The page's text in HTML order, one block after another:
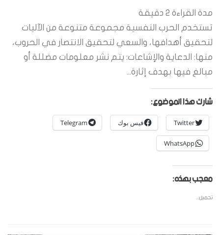
مدة القراءة 2 دقيقة
تستخدم الحرب النفسية مجموعة متنوعة من الآليات
لتحقيق أهدافها، والسعي لتحقيق الانتصار في الحروب،
منها: الدعاية والإشاعات: يتم نشر معلومات مضللة أو
مبالغ فيها بهدف إثارة...
شارك هذا الموضوع:
Twitter فيس بوك Telegram
WhatsApp
معجب بهذه:
تحميل...